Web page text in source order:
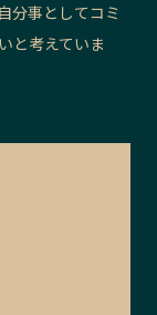
分事としてコミ
と考えていま